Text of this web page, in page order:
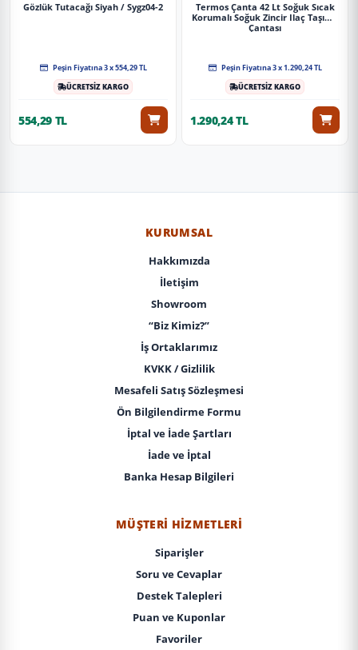
Gözlük Tutacağı Siyah / Sygz04-2
Peşin Fiyatına 3 x 554,29 TL
ÜCRETSİZ KARGO
554,29 TL
Termos Çanta 42 Lt Soğuk Sıcak
Korumalı Soğuk Zincir Ilaç Taşıma
Çantası
Peşin Fiyatına 3 x 1.290,24 TL
ÜCRETSİZ KARGO
1.290,24 TL
KURUMSAL
Hakkımızda
İletişim
Showroom
“Biz Kimiz?”
İş Ortaklarımız
KVKK / Gizlilik
Mesafeli Satış Sözleşmesi
Ön Bilgilendirme Formu
İptal ve İade Şartları
İade ve İptal
Banka Hesap Bilgileri
MÜŞTERI HIZMETLERI
Siparişler
Soru ve Cevaplar
Destek Talepleri
Puan ve Kuponlar
Favoriler